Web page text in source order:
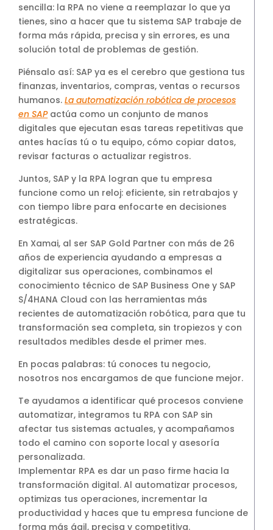
sencilla: la RPA no viene a reemplazar lo que ya
tienes, sino a hacer que tu sistema SAP trabaje de
forma más rápida, precisa y sin errores, es una
solución total de problemas de gestión.
Piénsalo así: SAP ya es el cerebro que gestiona tus
finanzas, inventarios, compras, ventas o recursos
humanos.La automatización robótica de procesos
en SAPactúa como un conjunto de manos
digitales que ejecutan esas tareas repetitivas que
antes hacías tú o tu equipo, cómo copiar datos,
revisar facturas o actualizar registros.
Juntos, SAP y la RPA logran que tu empresa
funcione como un reloj: eficiente, sin retrabajos y
con tiempo libre para enfocarte en decisiones
estratégicas.
En Xamai, al ser SAP Gold Partner con más de 26
años de experiencia ayudando a empresas a
digitalizar sus operaciones, combinamos el
conocimiento técnico de SAP Business One y SAP
S/4HANA Cloud con las herramientas más
recientes de automatización robótica, para que tu
transformación sea completa, sin tropiezos y con
resultados medibles desde el primer mes.
En pocas palabras: tú conoces tu negocio,
nosotros nos encargamos de que funcione mejor.
Te ayudamos a identificar qué procesos conviene
automatizar, integramos tu RPA con SAP sin
afectar tus sistemas actuales, y acompañamos
todo el camino con soporte local y asesoría
personalizada.
Implementar RPA es dar un paso firme hacia la
transformación digital. Al automatizar procesos,
optimizas tus operaciones, incrementar la
productividad y haces que tu empresa funcione de
forma más ágil, precisa y competitiva.